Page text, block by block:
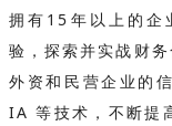
拥有15年以上的企
验，探索并实战财
外资和民营企业的
IA 等技术，不断提